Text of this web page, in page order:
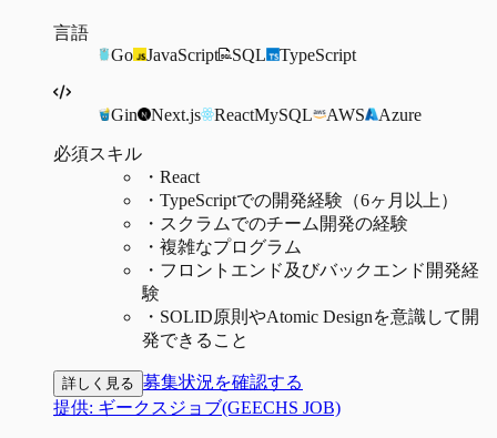
言語
Go
JavaScript SQL TypeScript
Gin Next.js ReactMySQL AWS Azure
必須スキル
・ React
・ TypeScriptでの開発経験（6ヶ月以上）
・ スクラムでのチーム開発の経験
・ 複雑なプログラム
・ フロントエンド及びバックエンド開発経
験
・ SOLID原則やAtomic Designを意識して開
発できること
詳しく見る 募集状況を確認する
提供: ギークスジョブ(GEECHS JOB)